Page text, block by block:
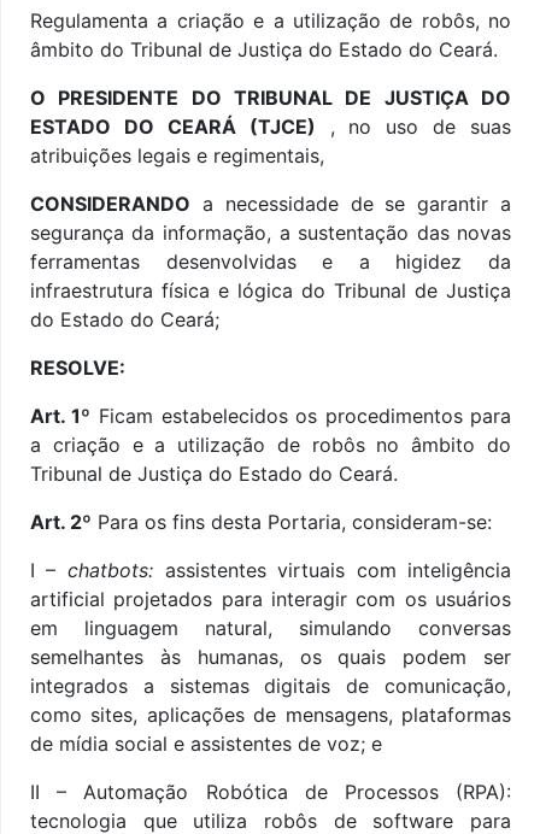
Regulamenta a criação e a utilização de robôs, no
âmbito do Tribunal de Justiça do Estado do Ceará.
O PRESIDENTE DO TRIBUNAL DE JUSTIÇA DO
ESTADO DO CEARÁ (TJCE) , no uso de suas
atribuições legais e regimentais,
CONSIDERANDO a necessidade de se garantir a
segurança da informação, a sustentação das novas
ferramentas desenvolvidas e a higidez da
infraestrutura física e lógica do Tribunal de Justiça
do Estado do Ceará;
RESOLVE:
Art. 1º Ficam estabelecidos os procedimentos para
a criação e a utilização de robôs no âmbito do
Tribunal de Justiça do Estado do Ceará.
Art. 2º Para os fins desta Portaria, consideram-se:
I – chatbots:assistentes virtuais com inteligência
artificial projetados para interagir com os usuários
em linguagem natural, simulando conversas
semelhantes às humanas, os quais podem ser
integrados a sistemas digitais de comunicação,
como sites, aplicações de mensagens, plataformas
de mídia social e assistentes de voz; e
II – Automação Robótica de Processos (RPA):
tecnologia que utiliza robôs de software para